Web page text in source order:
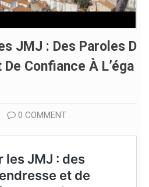
JMJ : Des Paroles D
Confiance À L’éga
0 COMMENT